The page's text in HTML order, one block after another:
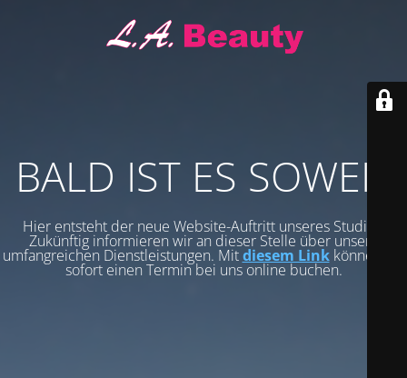
BALD IST ES SOWEIT
Hier entsteht der neue Website-Auftritt unseres Studios.
Zukünftig informieren wir an dieser Stelle über unsere
umfangreichen Dienstleistungen. Mitdiesem Linkkönnen Sie
sofort einen Termin bei uns online buchen.